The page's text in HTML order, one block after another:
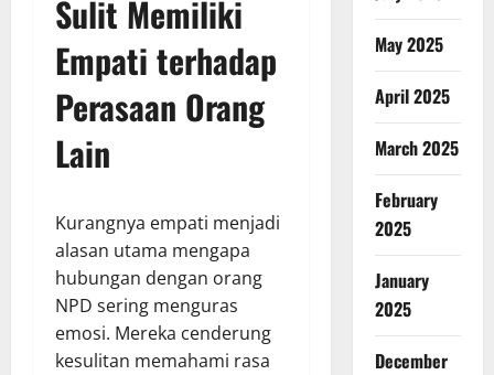
Sulit Memiliki
Empati terhadap
Perasaan Orang
Lain
Kurangnya empati menjadi
alasan utama mengapa
hubungan dengan orang
NPD sering menguras
emosi. Mereka cenderung
kesulitan memahami rasa
May 2025
April 2025
March 2025
February
2025
January
2025
December